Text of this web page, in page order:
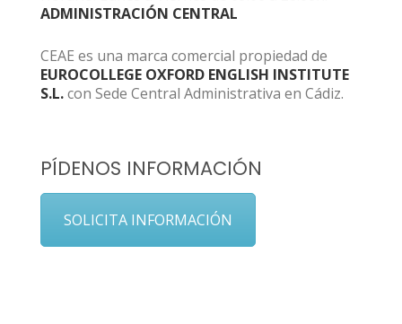
ADMINISTRACIÓN CENTRAL
CEAE es una marca comercial propiedad de
EUROCOLLEGE OXFORD ENGLISH INSTITUTE
S.L.con Sede Central Administrativa en Cádiz.
PÍDENOS INFORMACIÓN
SOLICITA INFORMACIÓN